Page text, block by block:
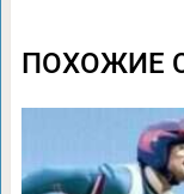
ПОХОЖИЕ